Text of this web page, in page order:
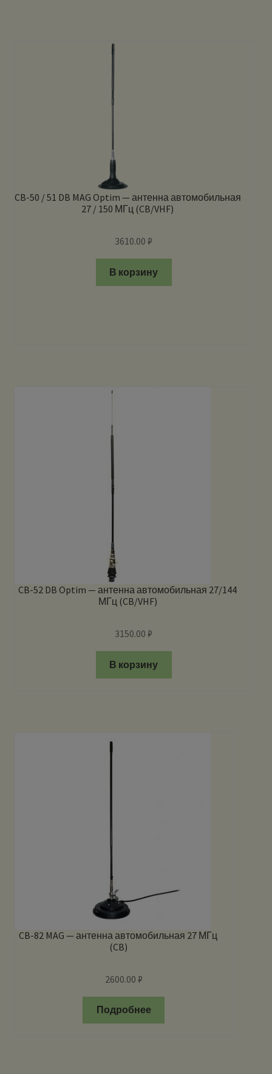
CB-50 / 51 DB MAG Optim — антенна автомобильная
27 / 150 МГц (CB/VHF)
3610.00₽
В корзину
CB-52 DB Optim — антенна автомобильная 27/144
МГц (CB/VHF)
3150.00₽
В корзину
CB-82 MAG — антенна автомобильная 27 МГц
(CB)
2600.00 ₽
Подробнее